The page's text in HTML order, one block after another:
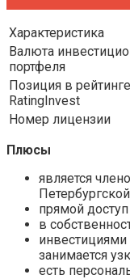
Характеристика
Валюта
портфеля
Позиция в рейтинге
RatingInvest
Номер лицензии
Плюсы
является
прямой
в
занимается
есть